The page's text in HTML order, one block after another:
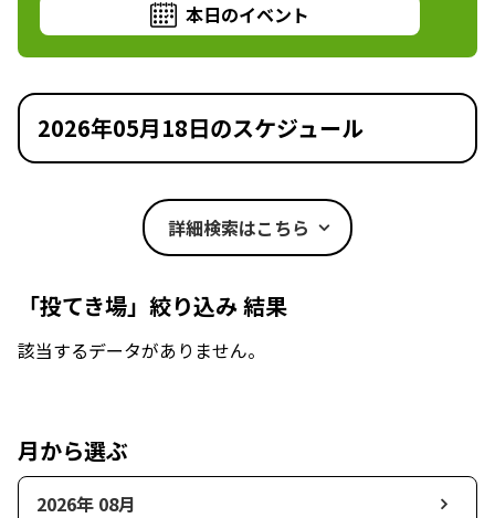
本日のイベント
2026年05月18日のスケジュール
詳細検索はこちら
「投てき場」絞り込み 結果
該当するデータがありません。
月から選ぶ
2026年 08月